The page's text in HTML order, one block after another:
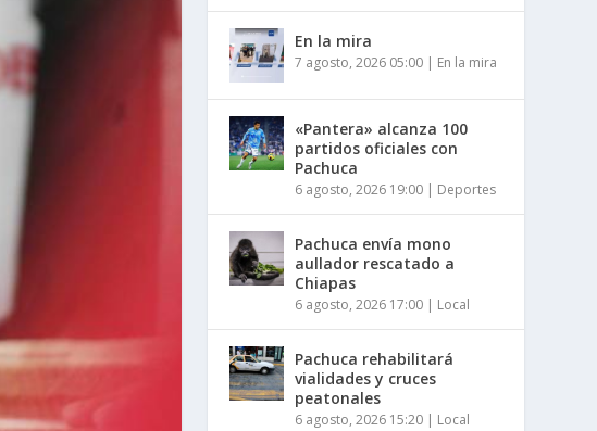
En la mira
7 agosto, 2026 05:00 | En la mira
«Pantera» alcanza 100
partidos oficiales con
Pachuca
6 agosto, 2026 19:00 | Deportes
Pachuca envía mono
aullador rescatado a
Chiapas
6 agosto, 2026 17:00 | Local
Pachuca rehabilitará
vialidades y cruces
peatonales
6 agosto, 2026 15:20 | Local